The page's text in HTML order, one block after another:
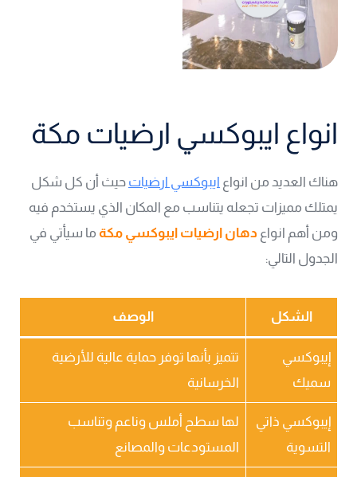
انواع ايبوكسي ارضيات مكة
هناك العديد من انواع ايبوكسي ارضيات حيث أن كل شكل
يمتلك مميزات تجعله يتناسب مع المكان الذي يستخدم فيه
ومن أهم انواع دهان ارضيات ايبوكسي مكة ما سيأتي في
الجدول التالي:
الشكل الوصف
إيبوكسي
سميك
تتميز بأنها توفر حماية عالية للأرضية
الخرسانية
إيبوكسي ذاتي
التسوية
لها سطح أملس وناعم وتناسب
المستودعات والمصانع